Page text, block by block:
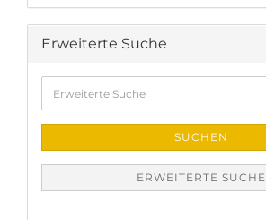
Erweiterte Suche
Suche
SUCHEN
ERWEITERTE SUCHE